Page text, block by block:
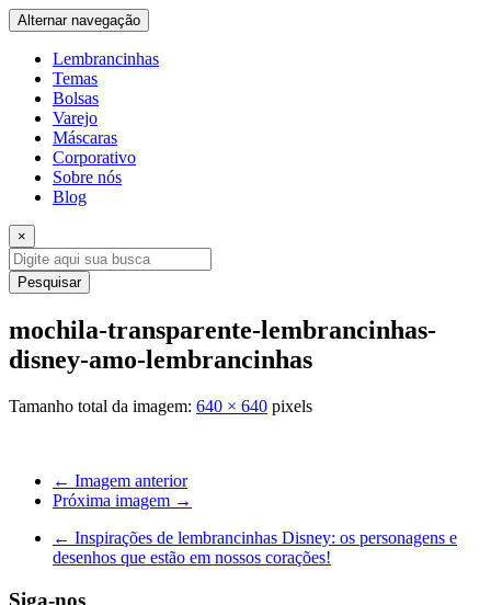
Alternar navegação
Lembrancinhas
Temas
Bolsas
Varejo
Máscaras
Corporativo
Sobre nós
Blog
×
Pesquisar
mochila-transparente-lembrancinhas-
disney-amo-lembrancinhas
Tamanho total da imagem: 640 × 640 pixels
← Imagem anterior
Próxima imagem →
← Inspirações de lembrancinhas Disney: os personagens e
desenhos que estão em nossos corações!
Siga-nos